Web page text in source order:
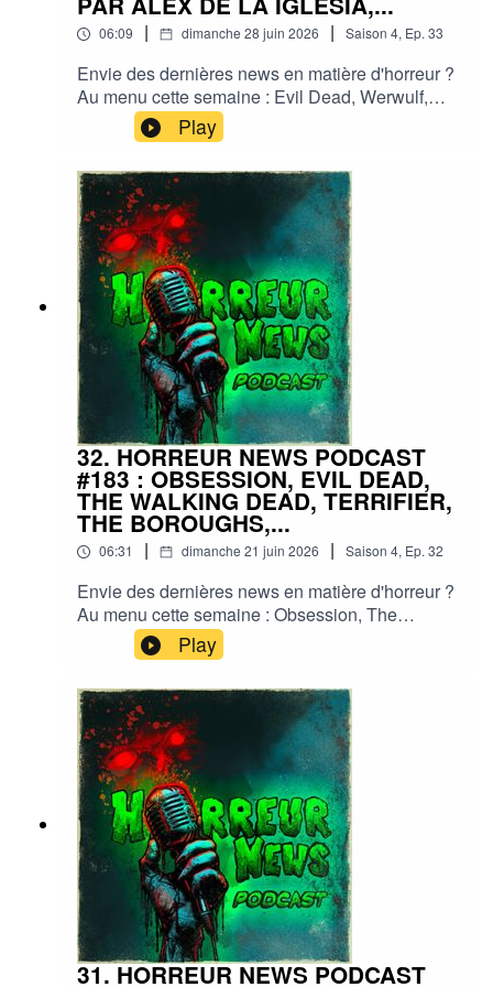
06:09 | dimanche 28 juin 2026 | Saison 4, Ep. 33
Envie des dernières news en matière d'horreur ?
Au menu cette semaine : Evil Dead, Werwulf,
Dark shadows, Lovecraft par Alex De La
Iglesia,... et plein d'autres actus !Sorties ciné,
séries, tv, streaming, vod, livres, jeux,
podcasts...Instagram :
horreurnewspodcastFacebook : Horreur
NewsYouTube : Horreur news podcastMe
soutenir via Tipeee : https://fr.tipeee.com/horreur-
news-podcast/Bonne écoute ;)#horreur #info
#fantastique #film #serie #jeuvideo #podcast
#streaming #horreurfrance #film #horreur
#PodcastAddict #PodcastHorreur
#CultureHorreur #HorreurFrancophone
#CinemaHorreur
Play
32. HORREUR NEWS PODCAST
#183 : OBSESSION, EVIL DEAD,
THE WALKING DEAD, TERRIFIER,
THE BOROUGHS,...
06:31 | dimanche 21 juin 2026 | Saison 4, Ep.32
Envie des dernières news en matière d'horreur ?
Au menu cette semaine : Obsession, The
walking dead, Terrifier, The Boroughs, Evil
Dead,... et plein d'autres actus !Sorties ciné,
séries, tv, streaming, vod, livres, jeux,
podcasts...Instagram :
horreurnewspodcastFacebook : Horreur
NewsYouTube : Horreur news podcastMe
soutenir via Tipeee : https://fr.tipeee.com/horreur-
news-podcast/Bonne écoute ;)#horreur #info
#fantastique #film #serie #jeuvideo #podcast
#streaming #horreurfrance #film #horreur
#PodcastAddict #PodcastHorreur
#CultureHorreur #HorreurFrancophone
#CinemaHorreur
Play
31. HORREUR NEWS PODCAST